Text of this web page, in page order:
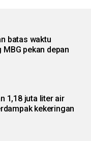
batas waktu
pekan depan
1,18 juta liter air
kekeringan